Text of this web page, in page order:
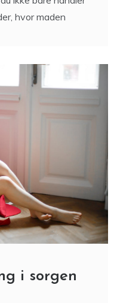
hvor maden
i sorgen